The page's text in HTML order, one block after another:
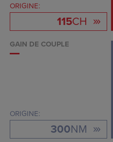
ORIGINE:
115CH
GAIN DE COUPLE
ORIGINE:
300NM